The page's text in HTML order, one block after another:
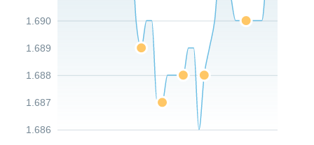
1.686
1.687
1.688
1.689
1.690